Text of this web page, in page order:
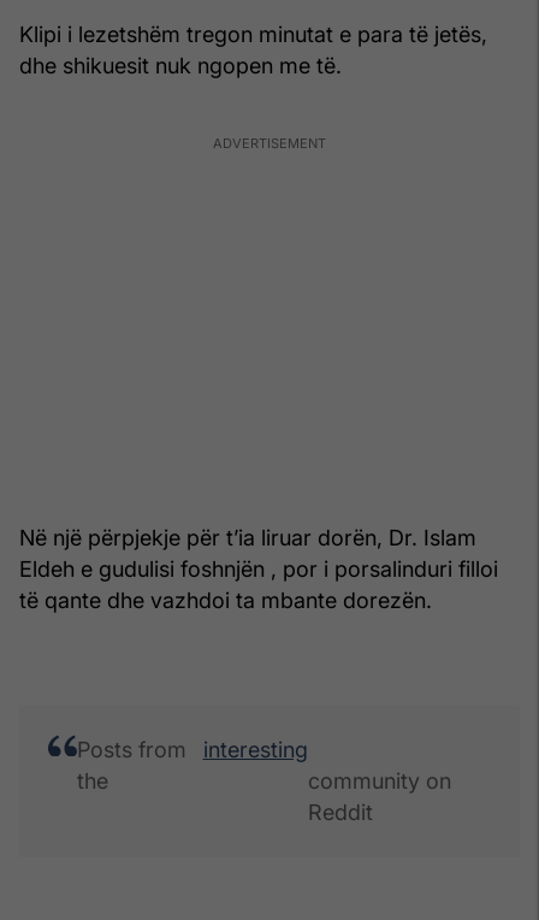
Klipi i lezetshëm tregon minutat e para të jetës,
dhe shikuesit nuk ngopen me të.
Në një përpjekje për t’ia liruar dorën, Dr. Islam
Eldeh e gudulisi foshnjën , por i porsalinduri filloi
të qante dhe vazhdoi ta mbante dorezën.
Posts from
the
interesting
community on
Reddit